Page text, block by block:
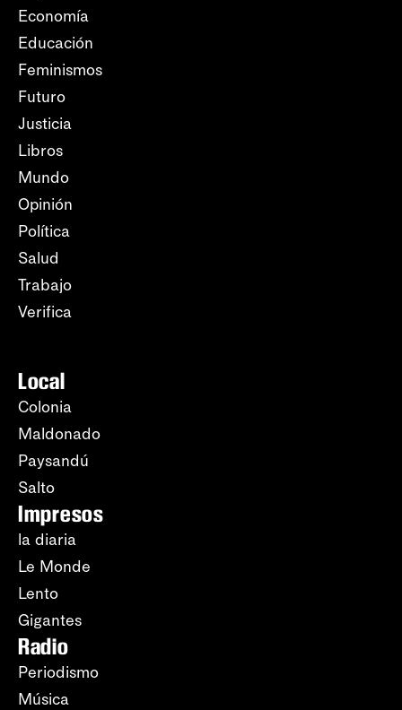
Economía
Educación
Feminismos
Futuro
Justicia
Libros
Mundo
Opinión
Política
Salud
Trabajo
Verifica
Local
Colonia
Maldonado
Paysandú
Salto
Impresos
la diaria
Le Monde
Lento
Gigantes
Radio
Periodismo
Música